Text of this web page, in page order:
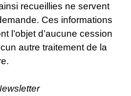
recueillies ne servent
Ces informations
l’objet d’aucune cession
autre traitement de la